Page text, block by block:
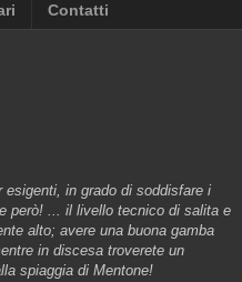
Contatti
esigenti, in grado di soddisfare i
però! ... il livello tecnico di salita e
alto; avere una buona gamba
in discesa troverete un
spiaggia di Mentone!